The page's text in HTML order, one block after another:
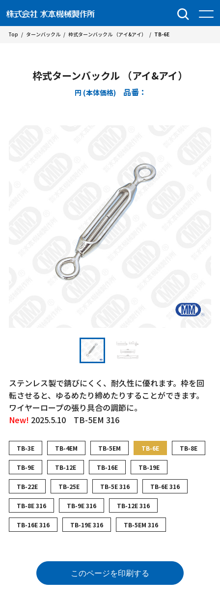
Top / ターンバックル / 枠式ターンバックル （アイ&アイ） / TB-6E
枠式ターンバックル （アイ&アイ）
円 (本体価格) 品番：
ステンレス製で錆びにくく、耐久性に優れます。枠を回
転させると、ゆるめたり締めたりすることができます。
ワイヤーロープの張り具合の調節に。
New! 2025.5.10 TB-5EM 316
TB-3E TB-4EM TB-5EM TB-6E TB-8E
TB-9E TB-12E TB-16E TB-19E
TB-22E TB-25E TB-5E 316 TB-6E 316
TB-8E 316 TB-9E 316 TB-12E 316
TB-16E 316 TB-19E 316 TB-5EM 316
このページを印刷する